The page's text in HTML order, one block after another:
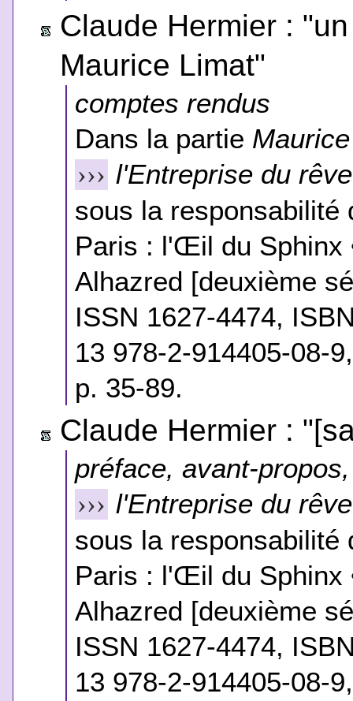
Claude Hermier :
Maurice Limat"
comptes rendus
Dans la partie
››› l'Entreprise du rêve
sous la responsabilité
Paris : l'Œil du Sphinx
Alhazred [deuxième
ISSN 1627-4474,
13 978-2-914405-08-
p. 35-89.
Claude Hermier :
préface, avant-
››› l'Entreprise du rêve
sous la responsabilité
Paris : l'Œil du Sphinx
Alhazred [deuxième
ISSN 1627-4474,
13 978-2-914405-08-